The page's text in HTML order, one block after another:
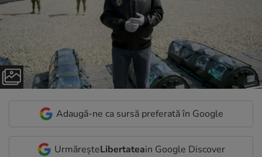
Adaugă-ne ca sursă preferată în Google
UrmăreșteLibertateain Google Discover